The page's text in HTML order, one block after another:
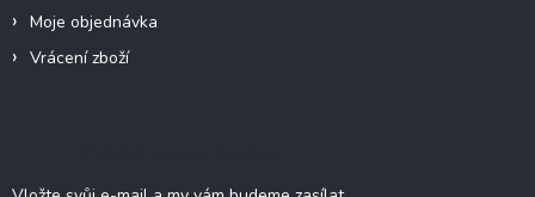
Moje objednávka
Vrácení zboží